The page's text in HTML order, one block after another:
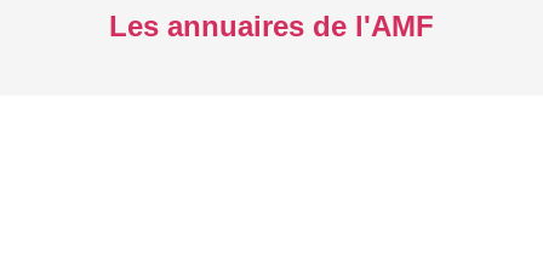
Les annuaires de l'AMF